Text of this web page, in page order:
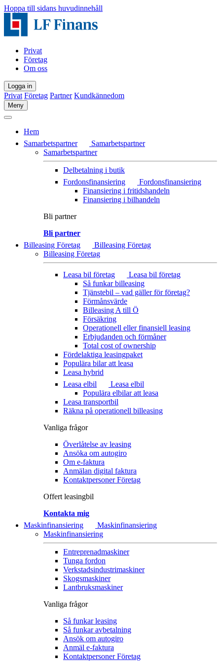
Hoppa till sidans huvudinnehåll
Privat
Företag
Om oss
Logga in
Privat Företag Partner Kundkännedom
Meny
Hem
Samarbetspartner
Samarbetspartner
Samarbetspartner
Delbetalning i butik
Fordonsfinansiering
Fordonsfinansiering
Finansiering i fritidshandeln
Finansiering i bilhandeln
Bli partner
Bli partner
Billeasing Företag
Billeasing Företag
Billeasing Företag
Leasa bil företag
Leasa bil företag
Så funkar billeasing
Tjänstebil – vad gäller för företag?
Förmånsvärde
Billeasing A till Ö
Försäkring
Operationell eller finansiell leasing
Erbjudanden och förmåner
Total cost of ownership
Fördelaktiga leasingpaket
Populära bilar att leasa
Leasa hybrid
Leasa elbil
Leasa elbil
Populära elbilar att leasa
Leasa transportbil
Räkna på operationell billeasing
Vanliga frågor
Överlåtelse av leasing
Ansöka om autogiro
Om e-faktura
Anmälan digital faktura
Kontaktpersoner Företag
Offert leasingbil
Kontakta mig
Maskinfinansiering
Maskinfinansiering
Maskinfinansiering
Entreprenadmaskiner
Tunga fordon
Verkstadsindustrimaskiner
Skogsmaskiner
Lantbruksmaskiner
Vanliga frågor
Så funkar leasing
Så funkar avbetalning
Ansök om autogiro
Anmäl e-faktura
Kontaktpersoner Företag